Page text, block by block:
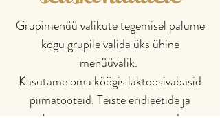
Grupimenüü valikute tegemisel palume
kogu grupile valida üks ühine
menüüvalik.
Kasutame oma köögis laktoosivabasid
piimatooteid. Teiste eridieetide ja
talumatustega saame arvestada,